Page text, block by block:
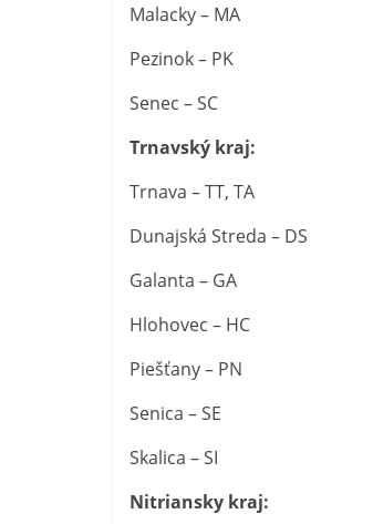
Malacky – MA
Pezinok – PK
Senec – SC
Trnavský kraj:
Trnava – TT, TA
Dunajská Streda – DS
Galanta – GA
Hlohovec – HC
Piešťany – PN
Senica – SE
Skalica – SI
Nitriansky kraj: